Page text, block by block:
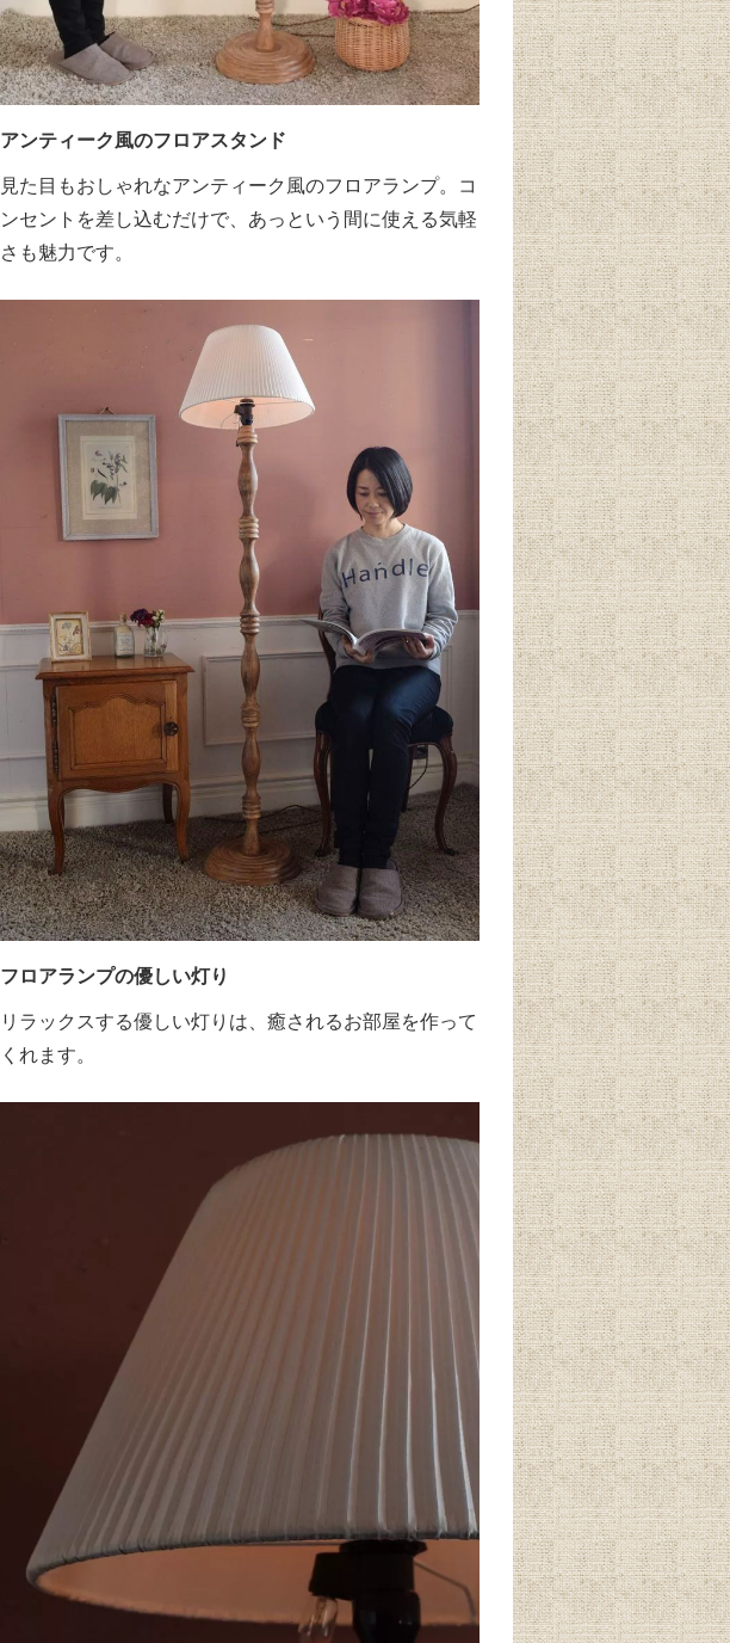
アンティーク風のフロアスタンド
見た目もおしゃれなアンティーク風のフロアランプ。コ
ンセントを差し込むだけで、あっという間に使える気軽
さも魅力です。
フロアランプの優しい灯り
リラックスする優しい灯りは、癒されるお部屋を作って
くれます。